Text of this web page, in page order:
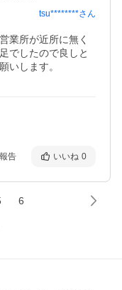
tsu********さん
業所が近所に無く
でしたので良しと
いします。
告 いいね 0
6